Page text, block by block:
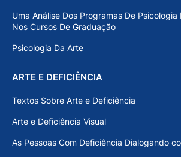
Uma Análise Dos Programas De
Nos Cursos De Graduação
Psicologia Da Arte
ARTE E DEFICIÊNCIA
Textos Sobre Arte e Deficiência
Arte e Deficiência Visual
As Pessoas Com Deficiência Dialogando